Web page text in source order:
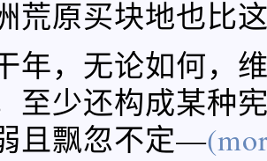
荒原买块地也
年，无论如何，
至少还构成某
且飘忽不定—